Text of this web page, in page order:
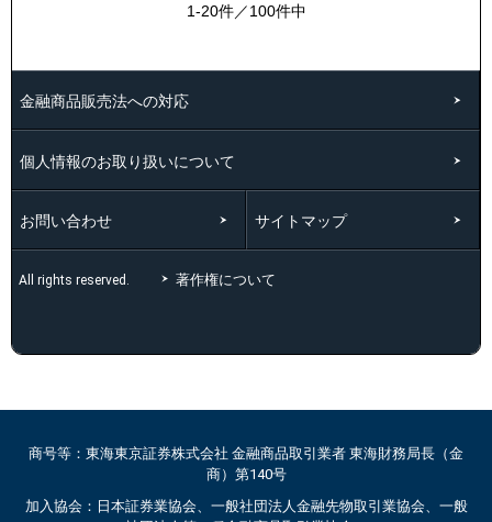
1-20件／100件中
金融商品販売法への対応
個人情報のお取り扱いについて
お問い合わせ サイトマップ
All rights reserved. 著作権について
商号等：東海東京証券株式会社 金融商品取引業者 東海財務局長（金
商）第140号
加入協会：日本証券業協会、一般社団法人金融先物取引業協会、一般